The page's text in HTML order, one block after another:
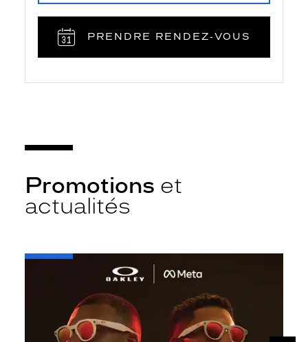
PRENDRE RENDEZ‑VOUS
Promotions et
actualités
-